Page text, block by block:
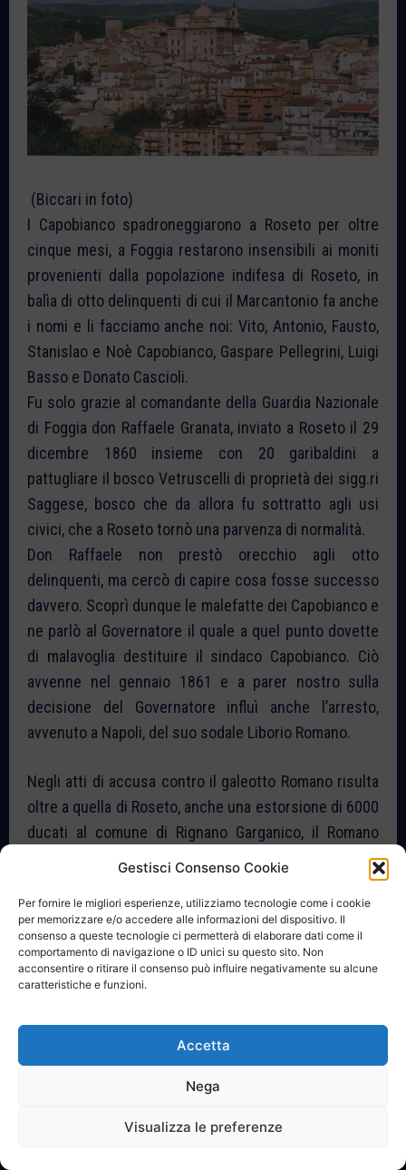
Gestisci Consenso Cookie
Per fornire le migliori esperienze, utilizziamo tecnologie come i cookie
per memorizzare e/o accedere alle informazioni del dispositivo. Il
consenso a queste tecnologie ci permetterà di elaborare dati come il
comportamento di navigazione o ID unici su questo sito. Non
acconsentire o ritirare il consenso può influire negativamente su alcune
caratteristiche e funzioni.
Accetta
Nega
Visualizza le preferenze
(Biccari in foto)
I Capobianco spadroneggiarono a Roseto per oltre
cinque mesi, a Foggia restarono insensibili ai moniti
provenienti dalla popolazione indifesa di Roseto, in
balìa di otto delinquenti di cui il Marcantonio fa anche
i nomi e li facciamo anche noi: Vito, Antonio, Fausto,
Stanislao e Noè Capobianco, Gaspare Pellegrini, Luigi
Basso e Donato Cascioli.
Fu solo grazie al comandante della Guardia Nazionale
di Foggia don Raffaele Granata, inviato a Roseto il 29
dicembre 1860 insieme con 20 garibaldini a
pattugliare il bosco Vetruscelli di proprietà dei sigg.ri
Saggese, bosco che da allora fu sottratto agli usi
civici, che a Roseto tornò una parvenza di normalità.
Don Raffaele non prestò orecchio agli otto
delinquenti, ma cercò di capire cosa fosse successo
davvero. Scoprì dunque le malefatte dei Capobianco e
ne parlò al Governatore il quale a quel punto dovette
di malavoglia destituire il sindaco Capobianco. Ciò
avvenne nel gennaio 1861 e a parer nostro sulla
decisione del Governatore influì anche l’arresto,
avvenuto a Napoli, del suo sodale Liborio Romano.
Negli atti di accusa contro il galeotto Romano risulta
oltre a quella di Roseto, anche una estorsione di 6000
ducati al comune di Rignano Garganico, il Romano
chiese i 6000 ducati per proteggere la popolazione
dai garibaldini fuoriusciti che avrebbero rubato,
saccheggiato e violentato le donne. Era il suo modus
operandi, lasciava filtrare false notizie di pericoli
inventati e taglieggiava i comuni in combutta con il
Governatore Del Giudice. Chissà se lo fece anche con
Eccidio di Roseto Valfortore